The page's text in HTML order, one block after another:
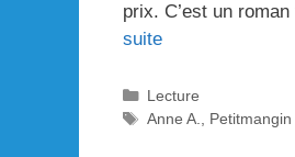
prix. C’est un
suite
Catégories
Lecture
Étiquettes
Anne A.